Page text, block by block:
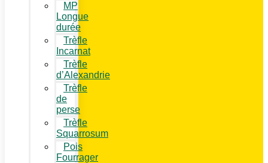
MP
Longue
durée
Trèfle
Incarnat
Trèfle
d’Alexandrie
Trèfle
de
perse
Trèfle
Squarrosum
Pois
Fourrager